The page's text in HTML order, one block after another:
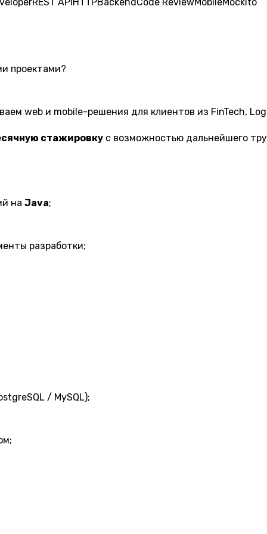
проектами?
web и mobile-решения для клиентов из FinTech,
стажировку с возможностью дальнейшего
на Java;
разработки;
/ MySQL);